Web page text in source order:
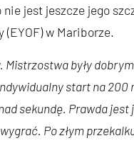
jest jeszcze jego
w Mariborze.
Mistrzostwa były
start na
sekundę. Prawda jest
Po złym